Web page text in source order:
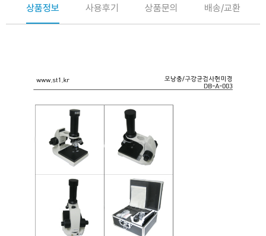
상품정보 사용후기 상품문의 배송/교환